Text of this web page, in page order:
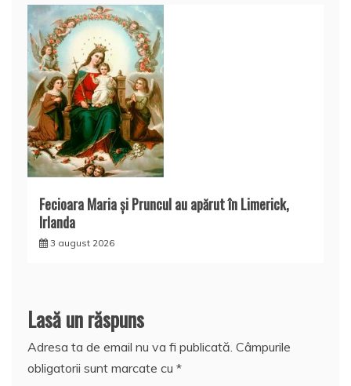
Fecioara Maria şi Pruncul au apărut în Limerick,
Irlanda
3 august 2026
Lasă un răspuns
Adresa ta de email nu va fi publicată. Câmpurile
obligatorii sunt marcate cu *